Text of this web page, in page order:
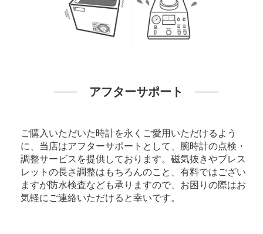
アフターサポート
ご購入いただいた時計を永くご愛用いただけるよう
に、当店はアフターサポートとして、腕時計の点検・
調整サービスを提供しております。磁気抜きやブレス
レットの長さ調整はもちろんのこと、有料ではござい
ますが防水検査なども承りますので、お困りの際はお
気軽にご連絡いただけると幸いです。